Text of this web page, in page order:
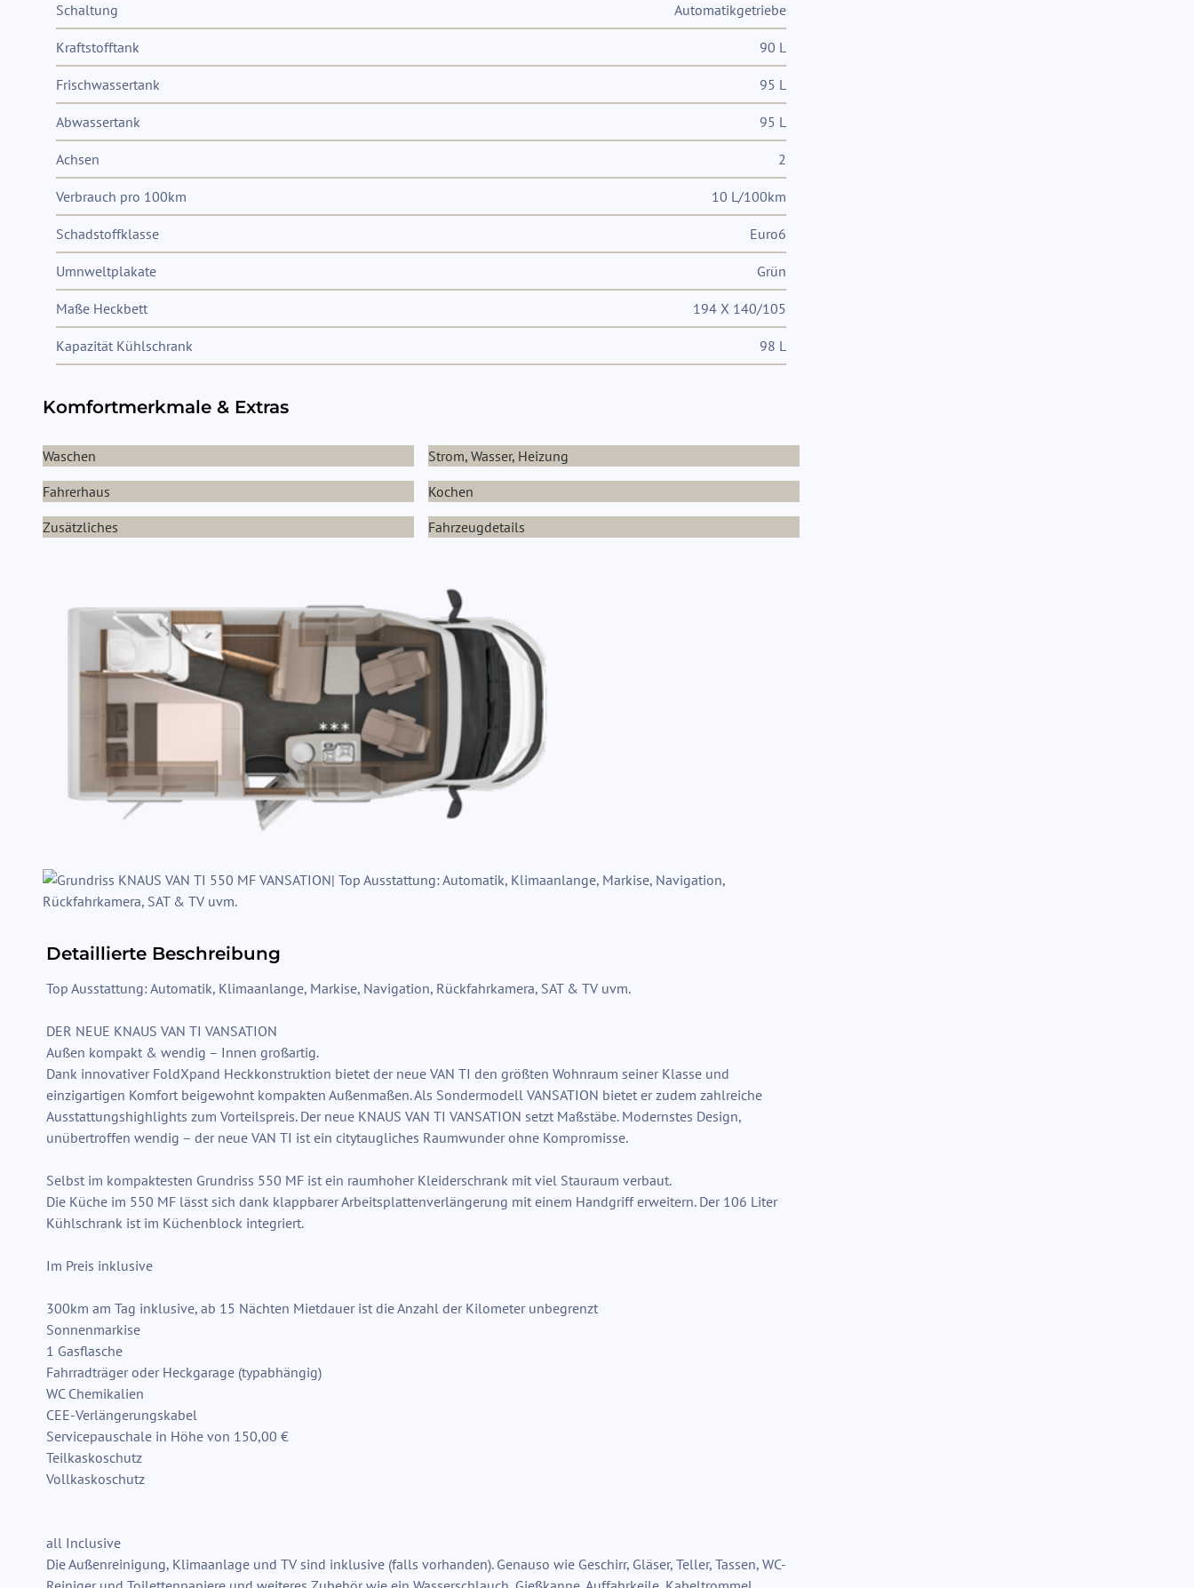
Schaltung Automatikgetriebe
Kraftstofftank 90 L
Frischwassertank 95 L
Abwassertank 95 L
Achsen 2
Verbrauch pro 100km 10 L/100km
Schadstoffklasse Euro6
Umnweltplakate Grün
Maße Heckbett 194 X 140/105
Kapazität Kühlschrank 98 L
Komfortmerkmale & Extras
Waschen
Strom, Wasser, Heizung
Fahrerhaus
Kochen
Zusätzliches
Fahrzeugdetails
Detaillierte Beschreibung
Top Ausstattung: Automatik, Klimaanlange, Markise, Navigation, Rückfahrkamera, SAT & TV uvm.
DER NEUE KNAUS VAN TI VANSATION
Außen kompakt & wendig – Innen großartig.
Dank innovativer FoldXpand Heckkonstruktion bietet der neue VAN TI den größten Wohnraum seiner Klasse und
einzigartigen Komfort beigewohnt kompakten Außenmaßen. Als Sondermodell VANSATION bietet er zudem zahlreiche
Ausstattungshighlights zum Vorteilspreis. Der neue KNAUS VAN TI VANSATION setzt Maßstäbe. Modernstes Design,
unübertroffen wendig – der neue VAN TI ist ein citytaugliches Raumwunder ohne Kompromisse.
Selbst im kompaktesten Grundriss 550 MF ist ein raumhoher Kleiderschrank mit viel Stauraum verbaut.
Die Küche im 550 MF lässt sich dank klappbarer Arbeitsplattenverlängerung mit einem Handgriff erweitern. Der 106 Liter
Kühlschrank ist im Küchenblock integriert.
Im Preis inklusive
300km am Tag inklusive, ab 15 Nächten Mietdauer ist die Anzahl der Kilometer unbegrenzt
Sonnenmarkise
1 Gasflasche
Fahrradträger oder Heckgarage (typabhängig)
WC Chemikalien
CEE-Verlängerungskabel
Servicepauschale in Höhe von 150,00 €
Teilkaskoschutz
Vollkaskoschutz
all Inclusive
Die Außenreinigung, Klimaanlage und TV sind inklusive (falls vorhanden). Genauso wie Geschirr, Gläser, Teller, Tassen, WC-